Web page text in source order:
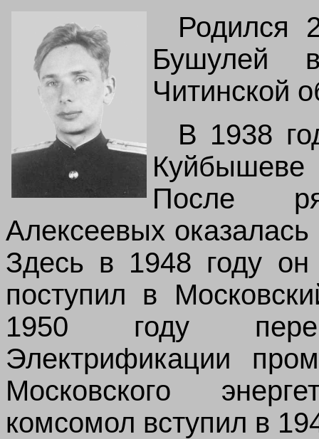
Родился
Бушулей
Читинской
В 1938
После
Алексеевых
Здесь в 1948 году
поступил в
1950 году
Электрификации
Московского
комсомол вступил в